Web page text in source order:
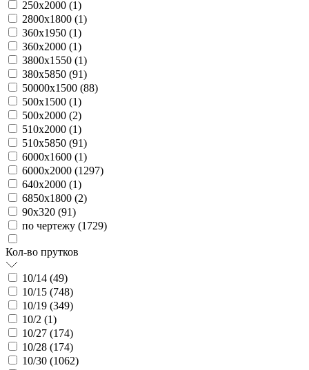
250х2000 (1)
2800х1800 (1)
360х1950 (1)
360х2000 (1)
3800х1550 (1)
380х5850 (91)
50000х1500 (88)
500х1500 (1)
500х2000 (2)
510х2000 (1)
510х5850 (91)
6000х1600 (1)
6000х2000 (1297)
640х2000 (1)
6850х1800 (2)
90х320 (91)
по чертежу (1729)
Кол-во прутков
10/14 (49)
10/15 (748)
10/19 (349)
10/2 (1)
10/27 (174)
10/28 (174)
10/30 (1062)